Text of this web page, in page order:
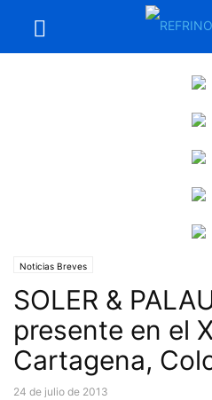
Noticias Breves
SOLER &
presente en el
Cartagena,
24 de julio de 2013